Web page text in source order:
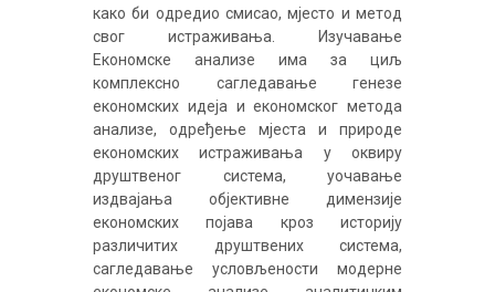
како би одредио смисао, мјесто и метод
свог истраживања. Изучавање
Економске анализе има за циљ
комплексно сагледавање генезе
економских идеја и економског метода
анализе, одређење мјеста и природе
економских истраживања у оквиру
друштвеног система, уочавање
издвајања објективне димензије
економских појава кроз историју
различитих друштвених система,
сагледавање условљености модерне